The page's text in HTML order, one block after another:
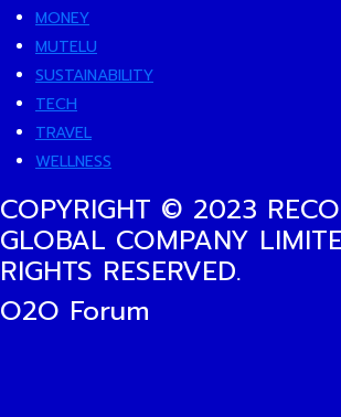
MONEY
MUTELU
SUSTAINABILITY
TECH
TRAVEL
WELLNESS
COPYRIGHT © 2023
GLOBAL COMPANY
RIGHTS RESERVED.
O2O Forum